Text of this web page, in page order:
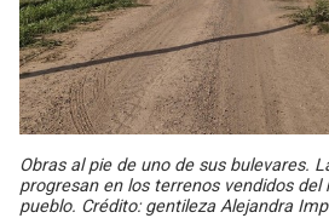
Obras al pie de uno de sus bulevares.
progresan en los terrenos vendidos
pueblo. Crédito: gentileza Alejandra